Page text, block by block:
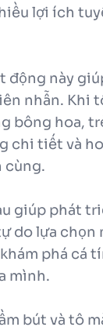
lợi ích
động này
nhẫn. Khi
bông hoa,
chi tiết và
cùng.
giúp phát
do lựa chọn
phá cá
mình.
bút và tô